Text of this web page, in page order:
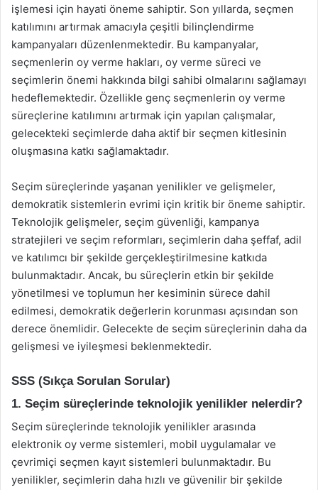
işlemesi için hayati öneme sahiptir. Son yıllarda, seçmen
katılımını artırmak amacıyla çeşitli bilinçlendirme
kampanyaları düzenlenmektedir. Bu kampanyalar,
seçmenlerin oy verme hakları, oy verme süreci ve
seçimlerin önemi hakkında bilgi sahibi olmalarını sağlamayı
hedeflemektedir. Özellikle genç seçmenlerin oy verme
süreçlerine katılımını artırmak için yapılan çalışmalar,
gelecekteki seçimlerde daha aktif bir seçmen kitlesinin
oluşmasına katkı sağlamaktadır.
Seçim süreçlerinde yaşanan yenilikler ve gelişmeler,
demokratik sistemlerin evrimi için kritik bir öneme sahiptir.
Teknolojik gelişmeler, seçim güvenliği, kampanya
stratejileri ve seçim reformları, seçimlerin daha şeffaf, adil
ve katılımcı bir şekilde gerçekleştirilmesine katkıda
bulunmaktadır. Ancak, bu süreçlerin etkin bir şekilde
yönetilmesi ve toplumun her kesiminin sürece dahil
edilmesi, demokratik değerlerin korunması açısından son
derece önemlidir. Gelecekte de seçim süreçlerinin daha da
gelişmesi ve iyileşmesi beklenmektedir.
SSS (Sıkça Sorulan Sorular)
1. Seçim süreçlerinde teknolojik yenilikler nelerdir?
Seçim süreçlerinde teknolojik yenilikler arasında
elektronik oy verme sistemleri, mobil uygulamalar ve
çevrimiçi seçmen kayıt sistemleri bulunmaktadır. Bu
yenilikler, seçimlerin daha hızlı ve güvenilir bir şekilde